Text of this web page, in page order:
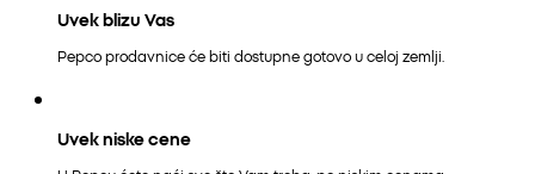
Uvek blizu Vas
Pepco prodavnice će biti dostupne gotovo u celoj zemlji.
Uvek niske cene